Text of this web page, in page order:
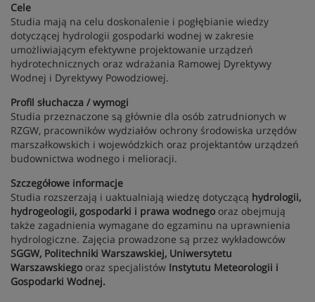
Cele
Studia mają na celu doskonalenie i pogłębianie wiedzy
dotyczącej hydrologii gospodarki wodnej w zakresie
umożliwiającym efektywne projektowanie urządzeń
hydrotechnicznych oraz wdrażania Ramowej Dyrektywy
Wodnej i Dyrektywy Powodziowej.
Profil słuchacza / wymogi
Studia przeznaczone są głównie dla osób zatrudnionych w
RZGW, pracowników wydziałów ochrony środowiska urzędów
marszałkowskich i wojewódzkich oraz projektantów urządzeń
budownictwa wodnego i melioracji.
Szczegółowe informacje
Studia rozszerzają i uaktualniają wiedzę dotyczącą hydrologii,
hydrogeologii, gospodarki i prawa wodnego oraz obejmują
także zagadnienia wymagane do egzaminu na uprawnienia
hydrologiczne. Zajęcia prowadzone są przez wykładowców
SGGW, Politechniki Warszawskiej, Uniwersytetu
Warszawskiego oraz specjalistów Instytutu Meteorologii i
Gospodarki Wodnej.